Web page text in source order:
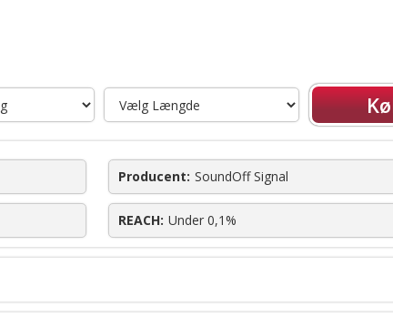
Producent: SoundOff Signal
REACH: Under 0,1%